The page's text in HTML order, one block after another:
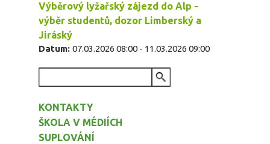
Výběrový lyžařský zájezd do Alp -
výběr studentů, dozor Limberský a
Jiráský
Datum: 07.03.2026 08:00 - 11.03.2026 09:00
KONTAKTY
ŠKOLA V MÉDIÍCH
SUPLOVÁNÍ